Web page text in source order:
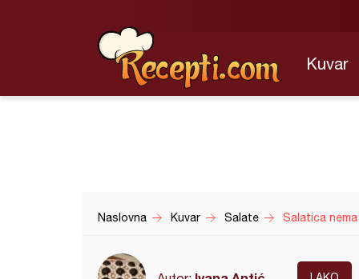
Kuvar
Naslovna Kuvar Salate Salatica nema